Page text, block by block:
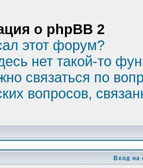
о phpBB 2
этот форум?
нет такой-то
связаться по
вопросов,
Вход на